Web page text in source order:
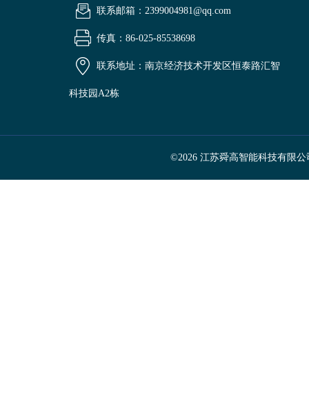
联系邮箱：2399004981@qq.com
传真：86-025-85538698
联系地址：南京经济技术开发区恒泰路汇智
科技园A2栋
©2026 江苏舜高智能科技有限